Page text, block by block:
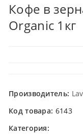
Кофе в
Organic 1кг
Производитель:
Код товара: 6143
Категория: